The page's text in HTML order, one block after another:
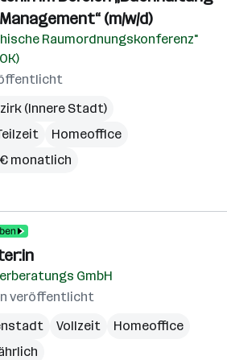
(m/w/d)
Raumordnungskonferenz"
(Innere Stadt)
Homeoffice
monatlich
GmbH
veröffentlicht
Vollzeit
Homeoffice